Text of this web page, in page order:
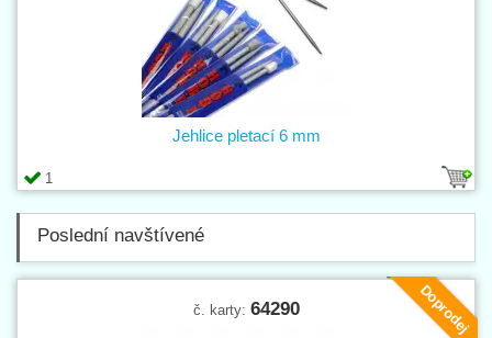
1
Jehlice pletací 6 mm
Poslední navštívené
Doprodej
č. karty: 64290